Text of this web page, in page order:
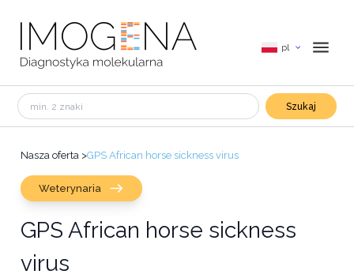
pl
Szukaj
Nasza oferta >GPS African horse sickness virus
Weterynaria
GPS African horse sickness
virus